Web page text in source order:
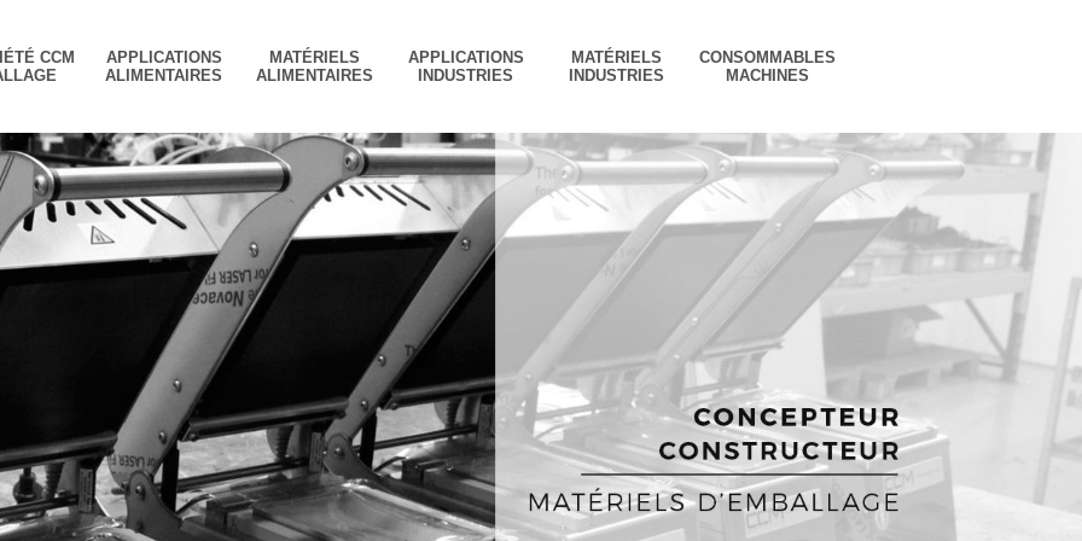
CCM
APPLICATIONS
ALIMENTAIRES
MATÉRIELS
ALIMENTAIRES
APPLICATIONS
INDUSTRIES
MATÉRIELS
INDUSTRIES
CONSOMMABLES
MACHINES